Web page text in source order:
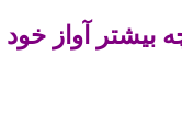
آواز خود